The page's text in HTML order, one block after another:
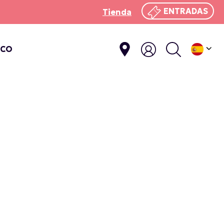
Tienda ENTRADAS